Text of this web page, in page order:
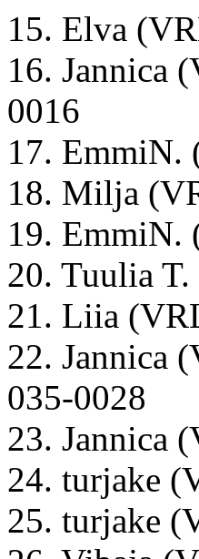
15. Elva
16. Jannica
0016
17. EmmiN.
18. Milja
19. EmmiN.
20. Tuulia
21. Liia
22. Jannica
035-0028
23. Jannica
24. turjake
25. turjake